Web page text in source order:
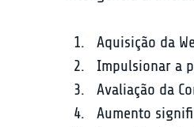
Aquisição da
Impulsionar a
Avaliação da
Aumento